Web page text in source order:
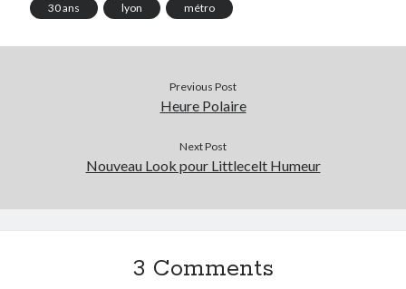
Sorties cuculturelles
30 ans lyon métro
Previous Post
Heure Polaire
Next Post
Nouveau Look pour Littlecelt Humeur
3 Comments